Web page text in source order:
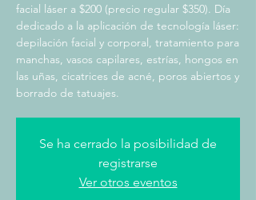
facial láser a $200 (precio regular $350). Día
dedicado a la aplicación de tecnología láser:
depilación facial y corporal, tratamiento para
manchas, vasos capilares, estrías, hongos en
las uñas, cicatrices de acné, poros abiertos y
borrado de tatuajes.
Se ha cerrado la posibilidad de
registrarse
Ver otros eventos